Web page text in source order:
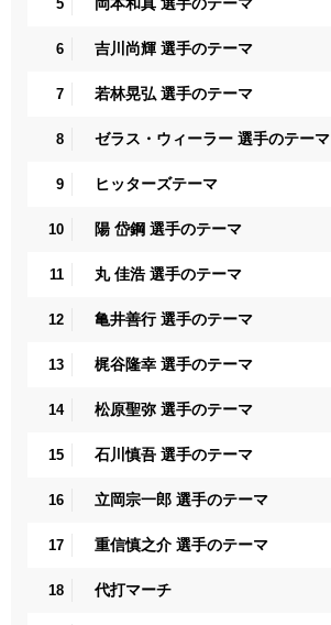
5
6 吉川尚輝 選手のテーマ
7 若林晃弘 選手のテーマ
8 ゼラス・ウィーラー 選手のテーマ
9 ヒッターズテーマ
10 陽 岱鋼 選手のテーマ
11 丸 佳浩 選手のテーマ
12 亀井善行 選手のテーマ
13 梶谷隆幸 選手のテーマ
14 松原聖弥 選手のテーマ
15 石川慎吾 選手のテーマ
16 立岡宗一郎 選手のテーマ
17 重信慎之介 選手のテーマ
18 代打マーチ